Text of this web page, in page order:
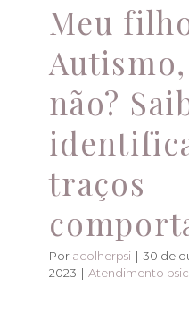
Meu
não?
traços
Por acolherpsi | 30 de
2023 | Atendimento